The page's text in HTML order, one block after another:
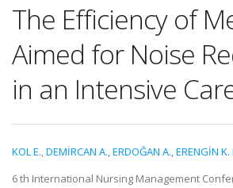
The Efficiency of
Aimed for Noise
in an Intensive
KOL E.,DEMİRCAN A.,ERDOĞAN A.,ERENGİN K.
6 th International Nursing Management